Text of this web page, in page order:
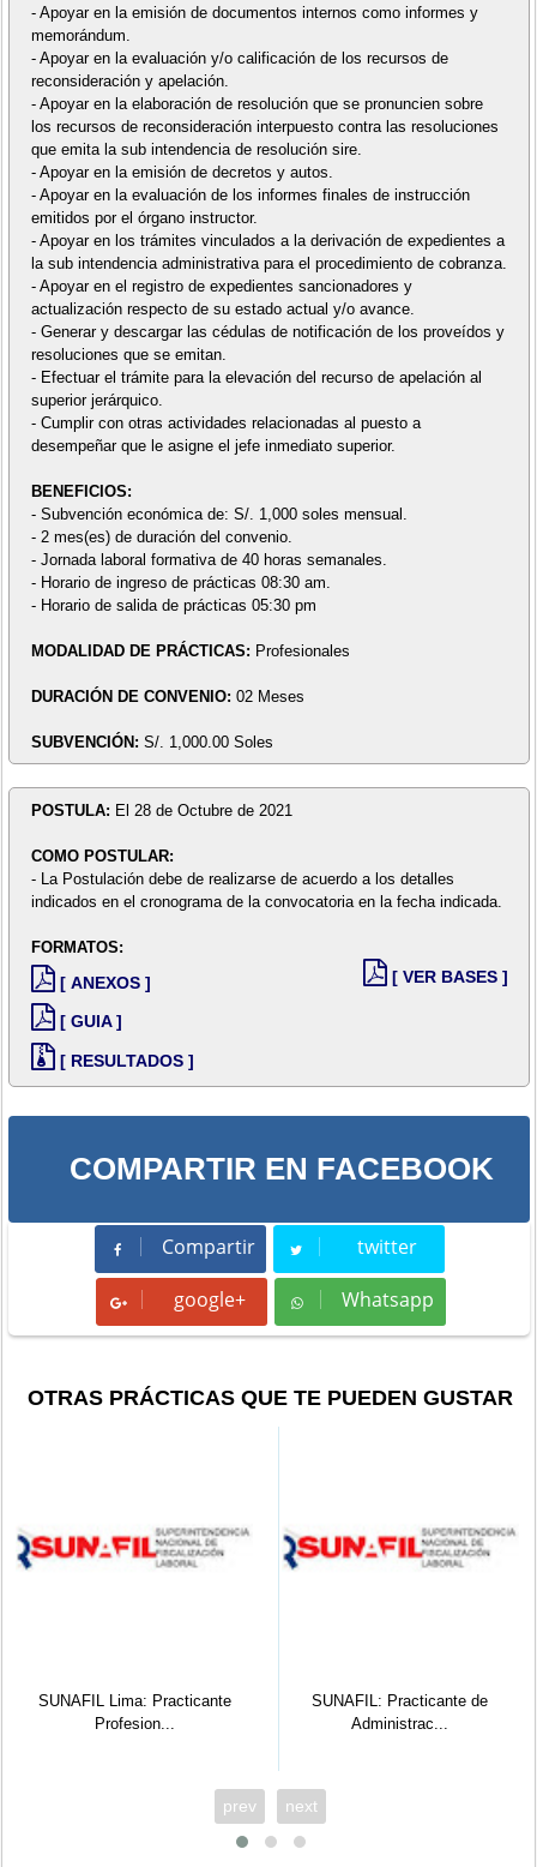
- Apoyar en la emisión de documentos internos como informes y
memorándum.
- Apoyar en la evaluación y/o calificación de los recursos de
reconsideración y apelación.
- Apoyar en la elaboración de resolución que se pronuncien sobre
los recursos de reconsideración interpuesto contra las resoluciones
que emita la sub intendencia de resolución sire.
- Apoyar en la emisión de decretos y autos.
- Apoyar en la evaluación de los informes finales de instrucción
emitidos por el órgano instructor.
- Apoyar en los trámites vinculados a la derivación de expedientes a
la sub intendencia administrativa para el procedimiento de cobranza.
- Apoyar en el registro de expedientes sancionadores y
actualización respecto de su estado actual y/o avance.
- Generar y descargar las cédulas de notificación de los proveídos y
resoluciones que se emitan.
- Efectuar el trámite para la elevación del recurso de apelación al
superior jerárquico.
- Cumplir con otras actividades relacionadas al puesto a
desempeñar que le asigne el jefe inmediato superior.
BENEFICIOS:
- Subvención económica de: S/. 1,000 soles mensual.
- 2 mes(es) de duración del convenio.
- Jornada laboral formativa de 40 horas semanales.
- Horario de ingreso de prácticas 08:30 am.
- Horario de salida de prácticas 05:30 pm
MODALIDAD DE PRÁCTICAS: Profesionales
DURACIÓN DE CONVENIO: 02 Meses
SUBVENCIÓN: S/. 1,000.00 Soles
POSTULA: El 28 de Octubre de 2021
COMO POSTULAR:
- La Postulación debe de realizarse de acuerdo a los detalles
indicados en el cronograma de la convocatoria en la fecha indicada.
FORMATOS:
[ ANEXOS ]
[ GUIA ]
[ RESULTADOS ]
[ VER BASES ]
COMPARTIR EN FACEBOOK
Compartir
Compartir twitter
Tweet
google+ Whatsapp
Whatsapp
OTRAS PRÁCTICAS QUE TE PUEDEN GUSTAR
SUNAFIL Lima: Practicante
Profesion...
SUNAFIL: Practicante de
Administrac...
prev next